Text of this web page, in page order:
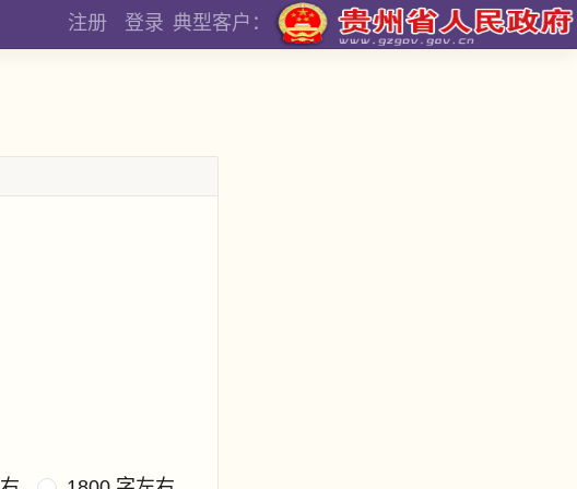
注册 登录 典型客户：